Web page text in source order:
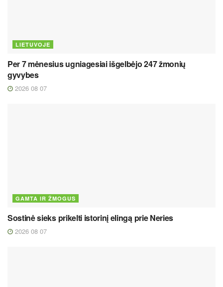
LIETUVOJE
Per 7 mėnesius ugniagesiai išgelbėjo 247 žmonių
gyvybes
2026 08 07
GAMTA IR ŽMOGUS
Sostinė sieks prikelti istorinį elingą prie Neries
2026 08 07